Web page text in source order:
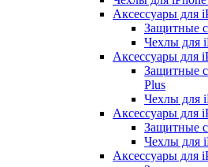
Аксессуары для
Защитные
Чехлы для
Аксессуары для
Защитные
Plus
Чехлы для
Аксессуары для
Защитные
Чехлы для
Аксессуары для